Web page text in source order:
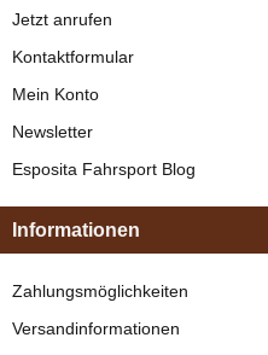
"Shettyglück"
Braun
329,00 €*
Jetzt anrufen
Kontaktformular
Mein Konto
Newsletter
Esposita Fahrsport Blog
Informationen
Zahlungsmöglichkeiten
Versandinformationen